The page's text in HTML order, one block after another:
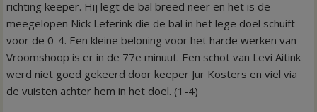
richting keeper. Hij legt de bal breed neer en het is de
meegelopen Nick Leferink die de bal in het lege doel schuift
voor de 0-4. Een kleine beloning voor het harde werken van
Vroomshoop is er in de 77e minuut. Een schot van Levi Aitink
werd niet goed gekeerd door keeper Jur Kosters en viel via
de vuisten achter hem in het doel. (1-4)